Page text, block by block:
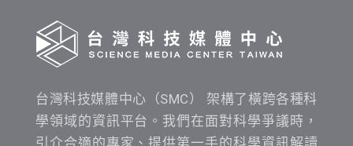
台灣科技媒體中心（SMC） 架構了橫跨各種科
學領域的資訊平台。我們在面對科學爭議時，
引介合適的專家、提供第一手的科學資訊解讀